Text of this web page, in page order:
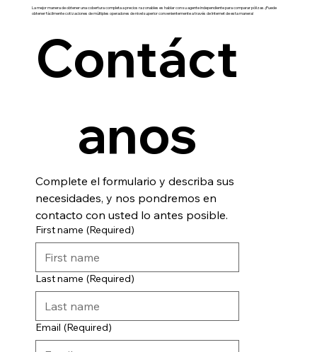
La mejor manera de obtener una cobertura completa a precios razonables es hablar con su agente independiente para comparar pólizas. ¡Puede
obtener fácilmente cotizaciones de múltiples operadores de nivel superior convenientemente a través de Internet de esta manera!
Contáct
anos
Complete el formulario y describa sus
necesidades, y nos pondremos en
contacto con usted lo antes posible.
First name (Required)
Last name (Required)
Email (Required)